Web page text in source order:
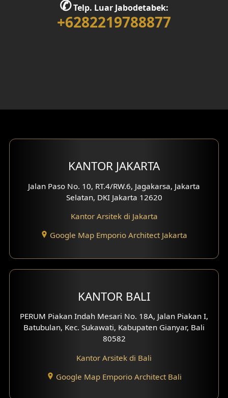
Desain Rumah 2 Lantai
Eksterior Tampak Samping
Desain Eksterior Villa
Desain Eksterior Ruko
Desain Eksterior Perumahan
Desain Klinik
Desain Perumahan
Desain Kantor
Desain Paviliun
✆Telp. Luar Jabodetabek:
+6282219788877
KANTOR JAKARTA
Jalan Paso No. 10, RT.4/RW.6, Jagakarsa, Jakarta
Selatan, DKI Jakarta 12620
Kantor Arsitek di Jakarta
Google Map Emporio Architect Jakarta
KANTOR BALI
PERUM Piakan Indah Mesari No. 18A, Jalan Piakan I,
Batubulan, Kec. Sukawati, Kabupaten Gianyar, Bali
80582
Kantor Arsitek di Bali
Google Map Emporio Architect Bali